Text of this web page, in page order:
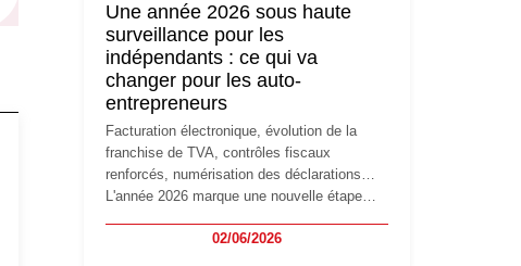
siège social répond souvent à une nouvelle
étape de la vie de l'entreprise et implique
plusieurs formalités obligatoires.
Une année 2026 sous haute
surveillance pour les
indépendants : ce qui va
changer pour les auto-
entrepreneurs
Facturation électronique, évolution de la
franchise de TVA, contrôles fiscaux
renforcés, numérisation des déclarations…
L'année 2026 marque une nouvelle étape
travailleurs indépendants. Si le régime de la
02/06/2026